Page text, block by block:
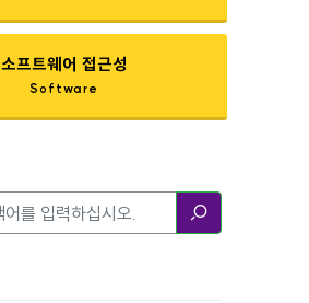
소프트웨어 접근성
Software